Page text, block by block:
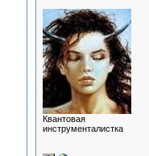
Квантовая
инструменталистка